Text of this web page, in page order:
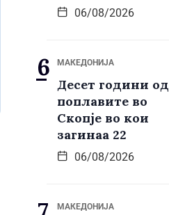
06/08/2026
МАКЕДОНИЈА
Десет години од
поплавите во
Скопје во кои
загинаа 22
06/08/2026
МАКЕДОНИЈА